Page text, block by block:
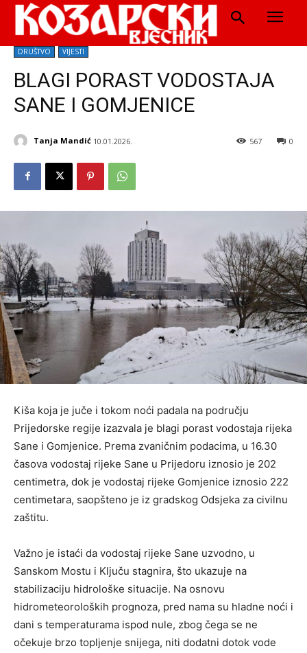
DRUŠTVO VIJESTI
BLAGI PORAST VODOSTAJA
SANE I GOMJENICE
Tanja Mandić 10.01.2026. 0
567
Kiša koja je juče i tokom noći padala na području
Prijedorske regije izazvala je blagi porast vodostaja rijeka
Sane i Gomjenice. Prema zvaničnim podacima, u 16.30
časova vodostaj rijeke Sane u Prijedoru iznosio je 202
centimetra, dok je vodostaj rijeke Gomjenice iznosio 222
centimetara, saopšteno je iz gradskog Odsjeka za civilnu
zaštitu.
Važno je istaći da vodostaj rijeke Sane uzvodno, u
Sanskom Mostu i Ključu stagnira, što ukazuje na
stabilizaciju hidrološke situacije. Na osnovu
hidrometeoroloških prognoza, pred nama su hladne noći i
dani s temperaturama ispod nule, zbog čega se ne
očekuje brzo topljenje snijega, niti dodatni dotok vode